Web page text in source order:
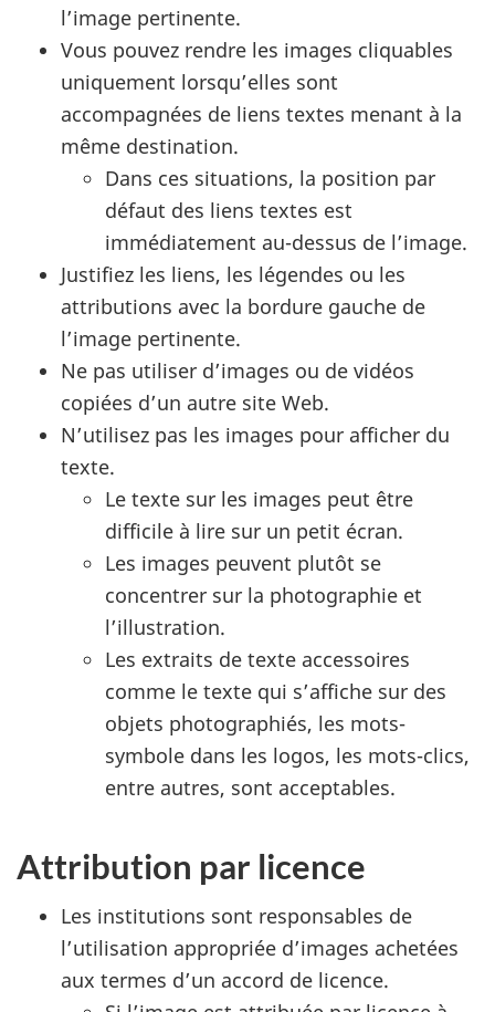
l’image pertinente.
Vous pouvez rendre les images cliquables
uniquement lorsqu’elles sont
accompagnées de liens textes menant à la
même destination.
Dans ces situations, la position par
défaut des liens textes est
immédiatement au-dessus de l’image.
Justifiez les liens, les légendes ou les
attributions avec la bordure gauche de
l’image pertinente.
Ne pas utiliser d’images ou de vidéos
copiées d’un autre site Web.
N’utilisez pas les images pour afficher du
texte.
Le texte sur les images peut être
difficile à lire sur un petit écran.
Les images peuvent plutôt se
concentrer sur la photographie et
l’illustration.
Les extraits de texte accessoires
comme le texte qui s’affiche sur des
objets photographiés, les mots-
symbole dans les logos, les mots-clics,
entre autres, sont acceptables.
Attribution par licence
Les institutions sont responsables de
l’utilisation appropriée d’images achetées
aux termes d’un accord de licence.